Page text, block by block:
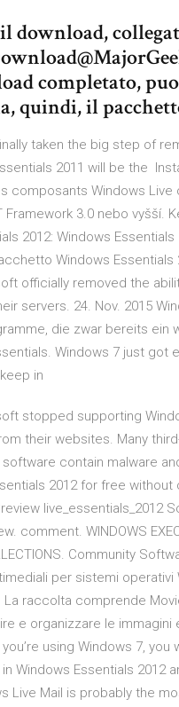
download,
completato,
quindi, il
taken the big step of
2011 will be the
composants Windows
3.0 nebo vyšší.
2012: Windows
Windows
officially removed the
servers. 24. Nov. 2015
die zwar bereits ein
Windows 7 just
in
stopped supporting
their websites. Many
contain malware
2012 for free
live_essentials_2012
comment. WINDOWS
Community
per sistemi
raccolta comprende
e organizzare le
using Windows 7,
Windows Essentials 2012
Live Mail is probably the